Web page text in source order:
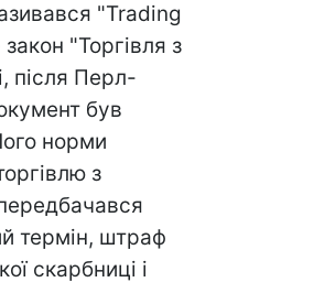
"Trading
"Торгівля з
після Перл-
був
норми
з
термін, штраф
скарбниці і